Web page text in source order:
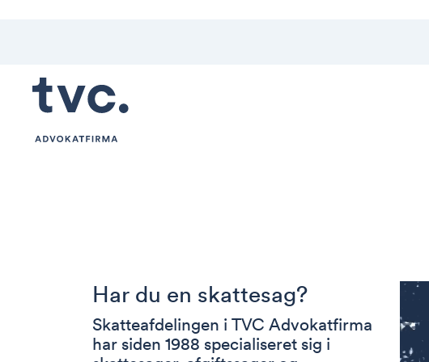
Har du en skattesag?
Skatteafdelingen i TVC Advokatfirma
har siden 1988 specialiseret sig i